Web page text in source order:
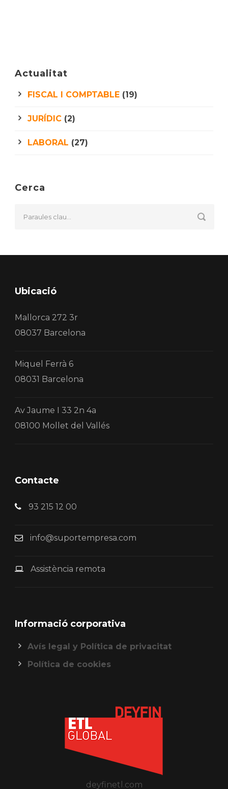
Actualitat
FISCAL I COMPTABLE (19)
JURÍDIC (2)
LABORAL (27)
Cerca
Ubicació
Mallorca 272 3r
08037 Barcelona
Miquel Ferrà 6
08031 Barcelona
Av Jaume I 33 2n 4a
08100 Mollet del Vallés
Contacte
93 215 12 00
info@suportempresa.com
Assistència remota
Informació corporativa
Avís legal y Política de privacitat
Política de cookies
deyfinetl.com